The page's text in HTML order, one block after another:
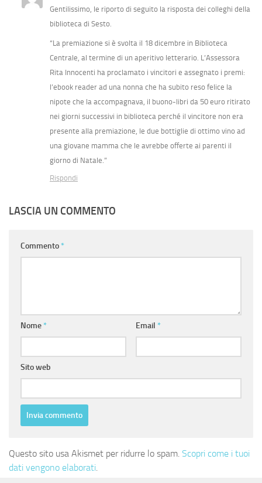
Gentilissimo, le riporto di seguito la risposta dei colleghi della
biblioteca di Sesto.
“La premiazione si è svolta il 18 dicembre in Biblioteca
Centrale, al termine di un aperitivo letterario. L’Assessora
Rita Innocenti ha proclamato i vincitori e assegnato i premi:
l’ebook reader ad una nonna che ha subito reso felice la
nipote che la accompagnava, il buono-libri da 50 euro ritirato
nei giorni successivi in biblioteca perché il vincitore non era
presente alla premiazione, le due bottiglie di ottimo vino ad
una giovane mamma che le avrebbe offerte ai parenti il
giorno di Natale.”
Rispondi
LASCIA UN COMMENTO
Commento *
Nome * Email *
Sito web
Questo sito usa Akismet per ridurre lo spam. Scopri come i tuoi
dati vengono elaborati.